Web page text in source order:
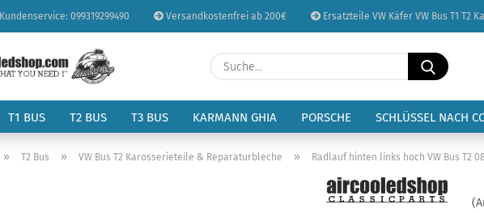
Kundenservice: 099319299490 Versandkostenfrei ab 200€ Ersatzteile VW Käfer VW Bus T1 T2
Sprache auswählen
Lieferland
Passwort
Suche...
T1 BUS T2 BUS T3 BUS KARMANN GHIA PORSCHE SCHLÜSSEL NACH
» T2 Bus » VW Bus T2 Karosserieteile & Reparaturbleche » Radlauf hinten links hoch VW Bus T2